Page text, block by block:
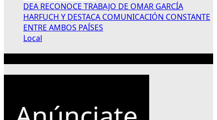
DEA RECONOCE TRABAJO DE OMAR GARCÍA
HARFUCH Y DESTACA COMUNICACIÓN CONSTANTE
ENTRE AMBOS PAÍSES
Local